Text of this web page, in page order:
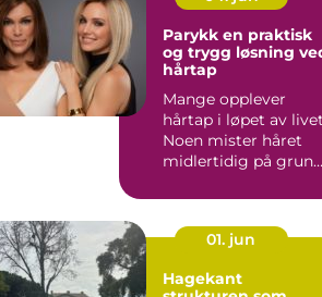
Parykk en praktisk
og trygg løsning
hårtap
Mange opplever
hårtap i løpet av
Noen mister håret
midlertidig på grunn
...
01. jun
Hagekant